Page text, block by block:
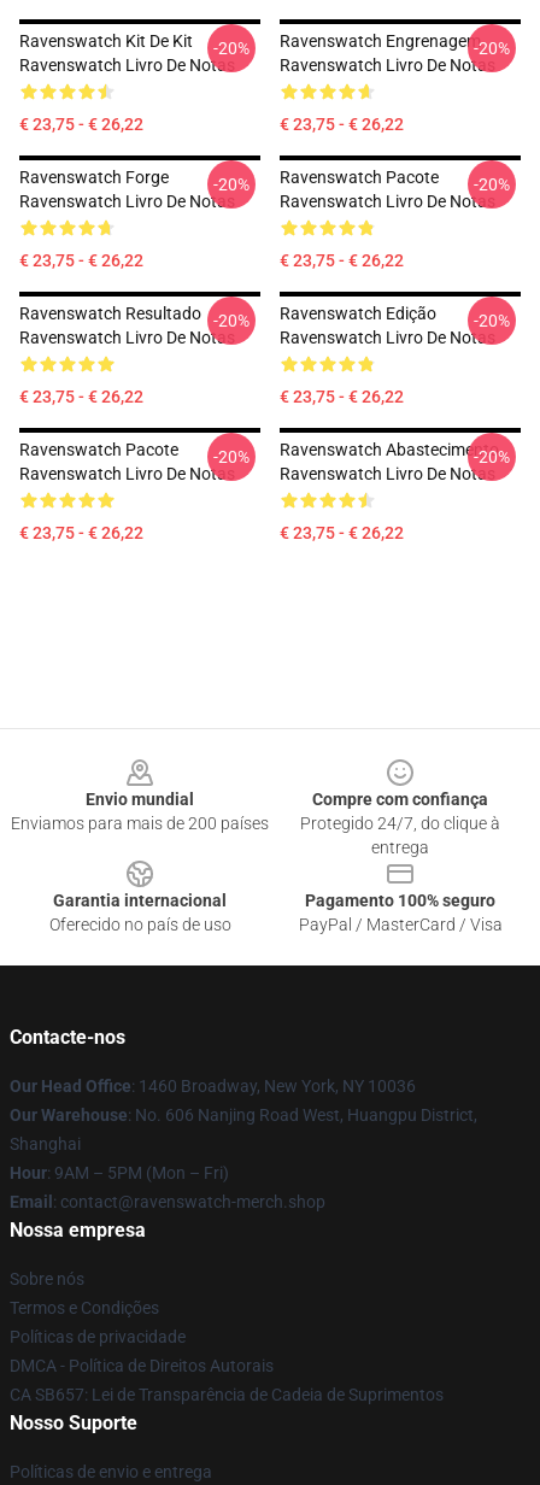
Ravenswatch Kit De Kit
Ravenswatch Livro De Notas
€ 23,75 - € 26,22
-20%
Ravenswatch Engrenagem
Ravenswatch Livro De Notas
€ 23,75 - € 26,22
-20%
Ravenswatch Forge
Ravenswatch Livro De Notas
€ 23,75 - € 26,22
-20%
Ravenswatch Pacote
Ravenswatch Livro De Notas
€ 23,75 - € 26,22
-20%
Ravenswatch Resultado
Ravenswatch Livro De Notas
€ 23,75 - € 26,22
-20%
Ravenswatch Edição
Ravenswatch Livro De Notas
€ 23,75 - € 26,22
-20%
Ravenswatch Pacote
Ravenswatch Livro De Notas
€ 23,75 - € 26,22
-20%
Ravenswatch Abastecimento
Ravenswatch Livro De Notas
€ 23,75 - € 26,22
-20%
Envio mundial
Enviamos para mais de 200 países
Compre com confiança
Protegido 24/7, do clique à
entrega
Garantia internacional
Oferecido no país de uso
Pagamento 100% seguro
PayPal / MasterCard / Visa
Contacte-nos
Our Head Office: 1460 Broadway, New York, NY 10036
Our Warehouse: No. 606 Nanjing Road West, Huangpu District,
Shanghai
Hour: 9AM – 5PM (Mon – Fri)
Email : contact@ravenswatch-merch.shop
Nossa empresa
Sobre nós
Termos e Condições
Políticas de privacidade
DMCA - Política de Direitos Autorais
CA SB657: Lei de Transparência de Cadeia de Suprimentos
Nosso Suporte
Políticas de envio e entrega